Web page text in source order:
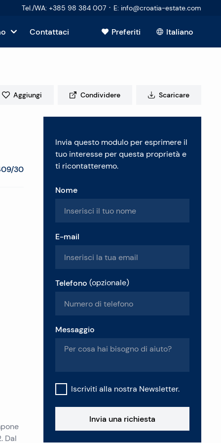
Tel./WA: +385 98 384 007 · E: info@croatia-estate.com
Contattaci Preferiti Italiano
30
Dal
Aggiungi Condividere Scaricare
Invia questo modulo per esprimere il
tuo interesse per questa proprietà e
ti ricontatteremo.
Nome
E-mail
Telefono (opzionale)
Messaggio
Iscriviti alla nostra Newsletter.
Invia una richiesta